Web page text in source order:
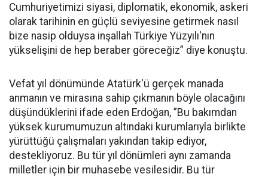
Cumhuriyetimizi siyasi, diplomatik, ekonomik, askeri
olarak tarihinin en güçlü seviyesine getirmek nasıl
bize nasip olduysa inşallah Türkiye Yüzyılı'nın
yükselişini de hep beraber göreceğiz” diye konuştu.
Vefat yıl dönümünde Atatürk'ü gerçek manada
anmanın ve mirasına sahip çıkmanın böyle olacağını
düşündüklerini ifade eden Erdoğan, ”Bu bakımdan
yüksek kurumumuzun altındaki kurumlarıyla birlikte
yürüttüğü çalışmaları yakından takip ediyor,
destekliyoruz. Bu tür yıl dönümleri aynı zamanda
milletler için bir muhasebe vesilesidir. Bu tür